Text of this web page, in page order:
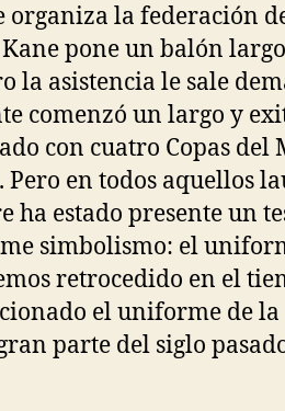
organiza la federación
pone un balón largo
la asistencia le sale
comenzó un largo y
con cuatro Copas del
Pero en todos aquellos
ha estado presente un
simbolismo: el
retrocedido en el
el uniforme de la
parte del siglo